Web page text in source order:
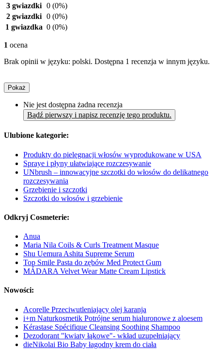
3 gwiazdki 0 (0%)
2 gwiazdki 0 (0%)
1 gwiazdka 0 (0%)
1 ocena
Brak opinii w języku: polski. Dostępna 1 recenzja w innym języku.
Pokaż
Nie jest dostępna żadna recenzja
Bądź pierwszy i napisz recenzję tego produktu.
Ulubione kategorie:
Produkty do pielęgnacji włosów wyprodukowane w USA
Spraye i płyny ułatwiające rozczesywanie
UNbrush – innowacyjne szczotki do włosów do delikatnego
rozczesywania
Grzebienie i szczotki
Szczotki do włosów i grzebienie
Odkryj Cosmeterie:
Anua
Maria Nila Coils & Curls Treatment Masque
Shu Uemura Ashita Supreme Serum
Top Smile Pasta do zębów Med Protect Gum
MÁDARA Velvet Wear Matte Cream Lipstick
Nowości:
Acorelle Przeciwutleniający olej karanja
i+m Naturkosmetik Potrójne serum hialuronowe z aloesem
Kérastase Spécifique Cleansing Soothing Shampoo
Dezodorant "kwiaty łąkowe"- wkład uzupełniający
dieNikolai Bio Baby łagodny krem do ciała